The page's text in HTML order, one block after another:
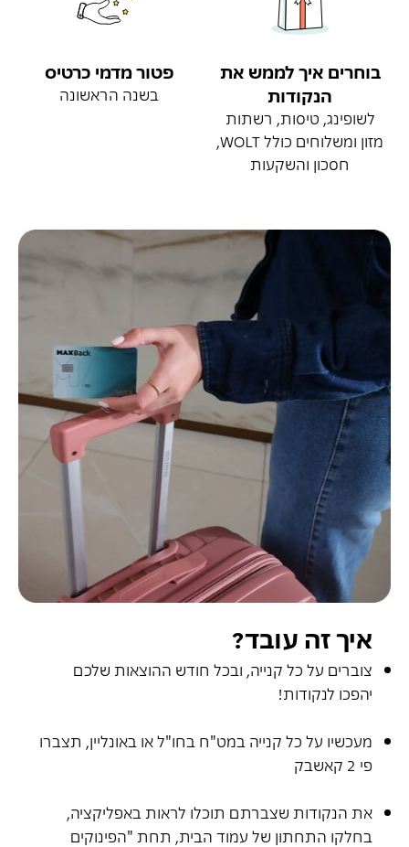
בוחרים איך לממש את
הנקודות
לשופינג, טיסות, רשתות
מזון ומשלוחים כולל WOLT,
חסכון והשקעות
פטור מדמי כרטיס
בשנה הראשונה
איך זה עובד?
צוברים על כל קנייה, ובכל חודש ההוצאות שלכם
יהפכו לנקודות!
מעכשיו על כל קנייה במט"ח בחו"ל או באונליין, תצברו
פי 2 קאשבק
את הנקודות שצברתם תוכלו לראות באפליקציה,
בחלקו התחתון של עמוד הבית, תחת "הפינוקים